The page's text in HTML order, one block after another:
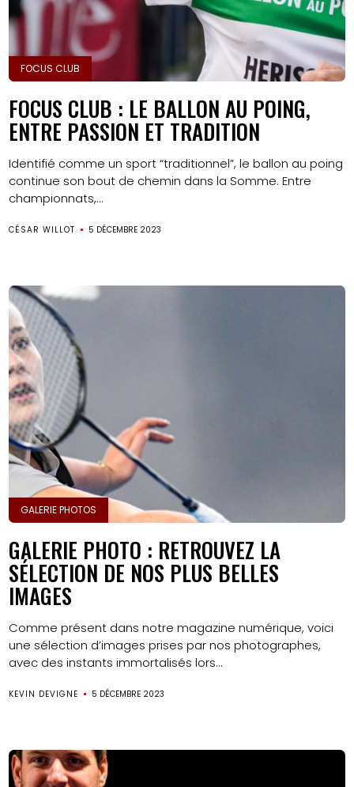
FOCUS CLUB
FOCUS CLUB : LE BALLON AU POING,
ENTRE PASSION ET TRADITION
Identifié comme un sport “traditionnel”, le ballon au poing
continue son bout de chemin dans la Somme. Entre
championnats,...
CÉSAR WILLOT 5 DÉCEMBRE 2023
GALERIE PHOTOS
GALERIE PHOTO : RETROUVEZ LA
SÉLECTION DE NOS PLUS BELLES
IMAGES
Comme présent dans notre magazine numérique, voici
une sélection d’images prises par nos photographes,
avec des instants immortalisés lors...
KEVIN DEVIGNE 5 DÉCEMBRE 2023